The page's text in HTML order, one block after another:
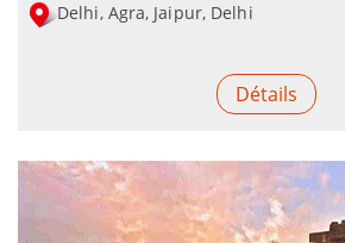
Delhi, Agra, Jaipur, Delhi
Détails